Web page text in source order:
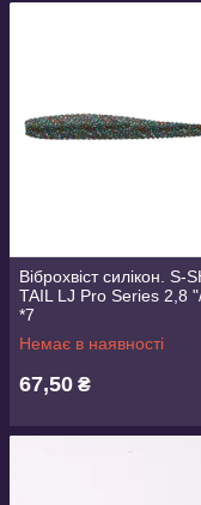
Віброхвіст силікон. S-
TAIL LJ Pro Series 2,8
*7
Немає в наявності
67,50 ₴